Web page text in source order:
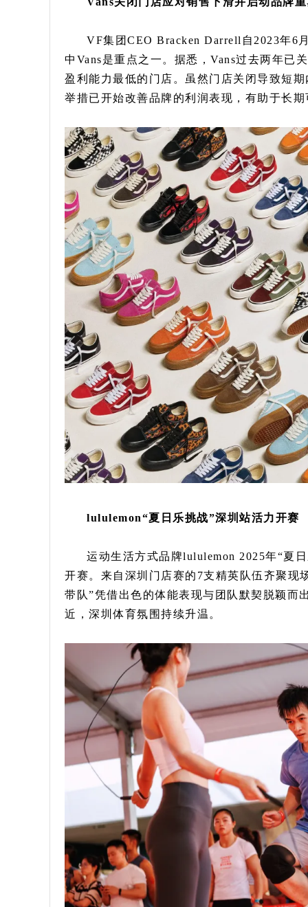
VF集团CEO Bracken Darrell自2023年6
中Vans是重点之一。据悉，Vans过去两年已
盈利能力最低的门店。虽然门店关闭导致短
举措已开始改善品牌的利润表现，有助于长
lululemon“夏日乐挑战”深圳站活力开赛
运动生活方式品牌lululemon 2025年“夏
开赛。来自深圳门店赛的7支精英队伍齐聚现
带队”凭借出色的体能表现与团队默契脱颖而
近，深圳体育氛围持续升温。